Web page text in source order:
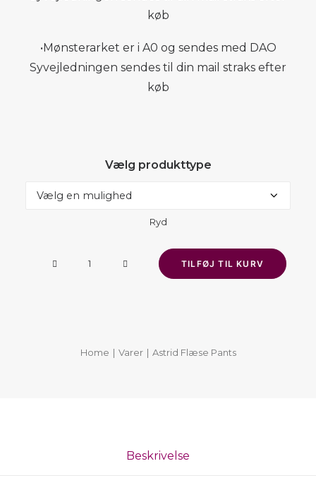
køb
•Mønsterarket er i A0 og sendes med DAO
Syvejledningen sendes til din mail straks efter
køb
Vælg produkttype
Ryd
TILFØJ TIL KURV
Home Varer Astrid Flæse Pants
Beskrivelse